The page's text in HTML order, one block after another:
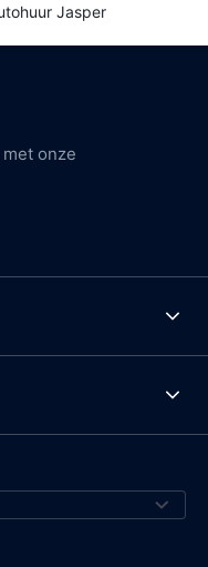
Jasper
onze